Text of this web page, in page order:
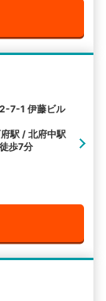
7-1 伊藤ビル
駅 / 北府中駅
歩7分